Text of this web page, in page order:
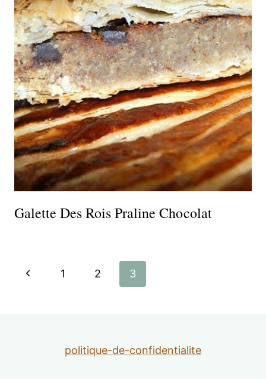
Galette Des Rois Praline Chocolat
Navigation
Page
1 2 3
politique-de-confidentialite